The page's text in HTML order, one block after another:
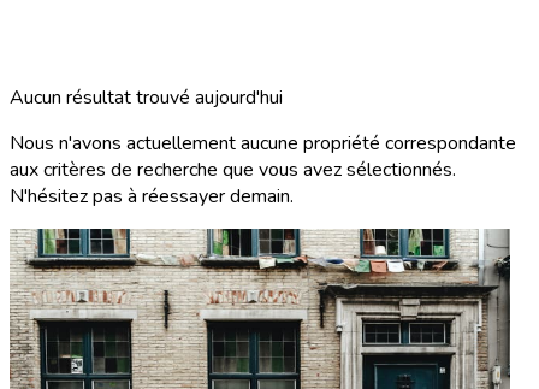
Aucun résultat trouvé aujourd'hui
Nous n'avons actuellement aucune propriété correspondante
aux critères de recherche que vous avez sélectionnés.
N'hésitez pas à réessayer demain.